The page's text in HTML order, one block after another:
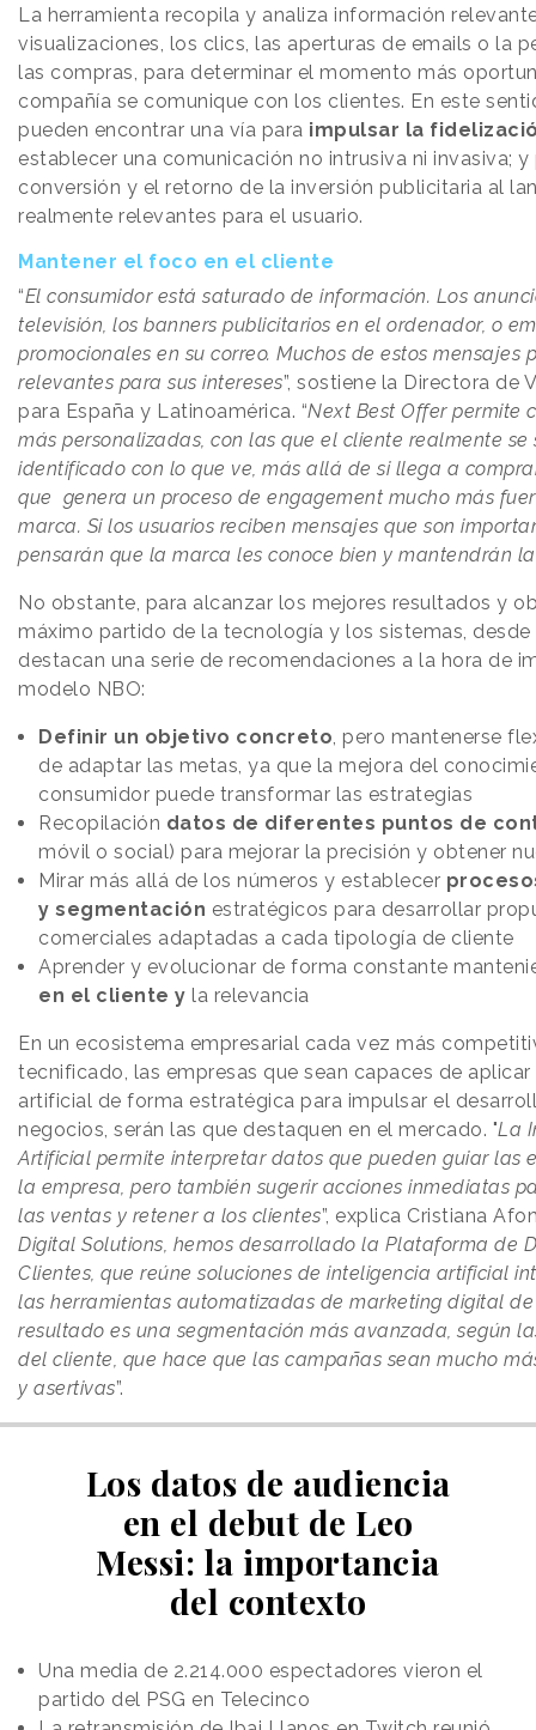
La herramienta recopila y analiza información
visualizaciones, los clics, las aperturas de emails o la
las compras, para determinar el momento más
compañía se comunique con los clientes. En este
pueden encontrar una vía para impulsar la
establecer una comunicación no intrusiva ni invasiva;
conversión y el retorno de la inversión publicitaria al
realmente relevantes para el usuario.
Mantener el foco en el cliente
“El consumidor está saturado de información. Los
televisión, los banners publicitarios en el ordenador, o
promocionales en su correo. Muchos de estos mensajes
relevantes para sus intereses”, sostiene la Directora de
para España y Latinoamérica. “Next Best Offer permite
más personalizadas, con las que el cliente realmente se
identificado con lo que ve, más allá de si llega a
que genera un proceso de engagement mucho más
marca. Si los usuarios reciben mensajes que son
pensarán que la marca les conoce bien y mantendrán
No obstante, para alcanzar los mejores resultados y
máximo partido de la tecnología y los sistemas, desde
destacan una serie de recomendaciones a la hora de
modelo NBO:
Definir un objetivo concreto, pero mantenerse
de adaptar las metas, ya que la mejora del
consumidor puede transformar las estrategias
Recopilación datos de diferentes puntos de
móvil o social) para mejorar la precisión y obtener
Mirar más allá de los números y establecer
y segmentación estratégicos para desarrollar
comerciales adaptadas a cada tipología de cliente
Aprender y evolucionar de forma constante
en el cliente y la relevancia
En un ecosistema empresarial cada vez más
tecnificado, las empresas que sean capaces de
artificial de forma estratégica para impulsar el
negocios, serán las que destaquen en el mercado. "La
Artificial permite interpretar datos que pueden guiar las
la empresa, pero también sugerir acciones inmediatas
las ventas y retener a los clientes”, explica Cristiana
Digital Solutions, hemos desarrollado la Plataforma de
Clientes, que reúne soluciones de inteligencia artificial
las herramientas automatizadas de marketing digital de
resultado es una segmentación más avanzada, según
del cliente, que hace que las campañas sean mucho
y asertivas”.
Los datos de audiencia
en el debut de Leo
Messi: la importancia
del contexto
Una media de 2.214.000 espectadores vieron el
partido del PSG en Telecinco